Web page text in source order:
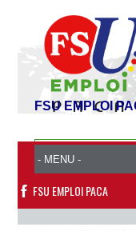
FSU EMPLOI
FSU EMPLOI PACA